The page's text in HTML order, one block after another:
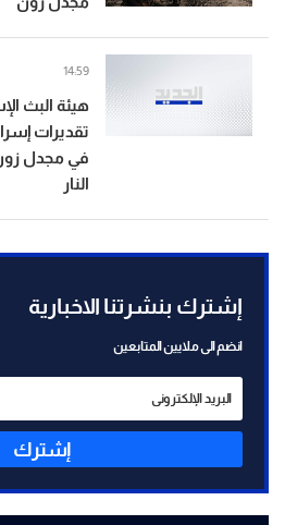
هيئة البث
تقديرات
في مجدل
النار
14:59
إشترك بنشرتنا الاخبارية
انضم الى ملايين المتابعين
إشترك